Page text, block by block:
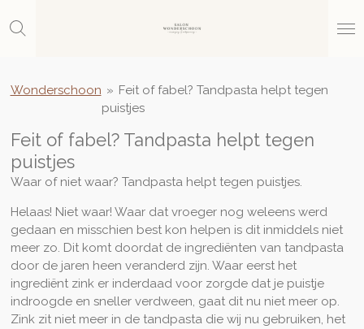
direct
hoofdinhoud
Wonderschoon » Feit of fabel? Tandpasta helpt tegen
puistjes
Feit of fabel? Tandpasta helpt tegen
puistjes
Waar of niet waar? Tandpasta helpt tegen puistjes.
Helaas! Niet waar! Waar dat vroeger nog weleens werd
gedaan en misschien best kon helpen is dit inmiddels niet
meer zo. Dit komt doordat de ingrediënten van tandpasta
door de jaren heen veranderd zijn. Waar eerst het
ingrediënt zink er inderdaad voor zorgde dat je puistje
indroogde en sneller verdween, gaat dit nu niet meer op.
Zink zit niet meer in de tandpasta die wij nu gebruiken, het